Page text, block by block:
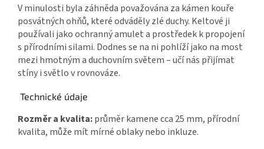
V minulosti byla záhněda považována za kámen kouře
posvátných ohňů, které odváděly zlé duchy. Keltové ji
používali jako ochranný amulet a prostředek k propojení
s přírodními silami. Dodnes se na ni pohlíží jako na most
mezi hmotným a duchovním světem – učí nás přijímat
stíny i světlo v rovnováze.
Technické údaje
Rozměr a kvalita:průměr kamene cca 25 mm, přírodní
kvalita, může mít mírné oblaky nebo inkluze.